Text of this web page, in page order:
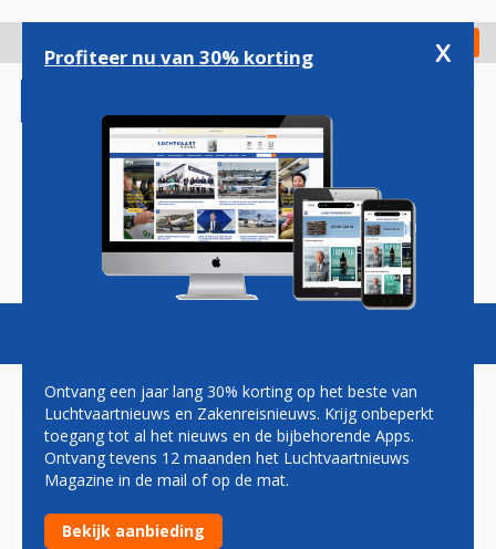
gaan
Check in
Magazine Podcasts Vacatures
PAUL GREGOROWITSCH
EXECUTIVE V.P. COMMERCIAL
BIJ KLM
Profiteer nu van 30% korting x
Ontvang een jaar lang 30% korting op het beste van
Luchtvaartnieuws en Zakenreisnieuws. Krijg onbeperkt
toegang tot al het nieuws en de bijbehorende Apps.
Ontvang tevens 12 maanden het Luchtvaartnieuws
Magazine in de mail of op de mat.
Bekijk aanbieding